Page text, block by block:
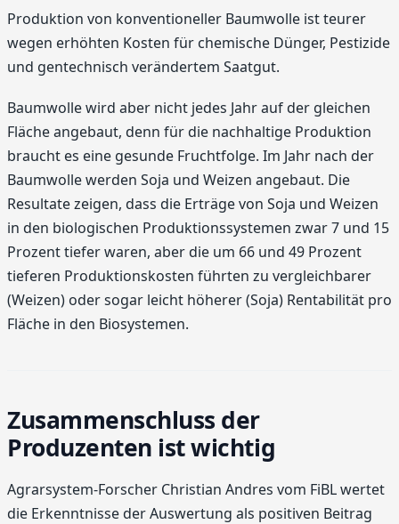
Produktion von konventioneller Baumwolle ist teurer
wegen erhöhten Kosten für chemische Dünger, Pestizide
und gentechnisch verändertem Saatgut.
Baumwolle wird aber nicht jedes Jahr auf der gleichen
Fläche angebaut, denn für die nachhaltige Produktion
braucht es eine gesunde Fruchtfolge. Im Jahr nach der
Baumwolle werden Soja und Weizen angebaut. Die
Resultate zeigen, dass die Erträge von Soja und Weizen
in den biologischen Produktionssystemen zwar 7 und 15
Prozent tiefer waren, aber die um 66 und 49 Prozent
tieferen Produktionskosten führten zu vergleichbarer
(Weizen) oder sogar leicht höherer (Soja) Rentabilität pro
Fläche in den Biosystemen.
Zusammenschluss der
Produzenten ist wichtig
Agrarsystem-Forscher Christian Andres vom FiBL wertet
die Erkenntnisse der Auswertung als positiven Beitrag